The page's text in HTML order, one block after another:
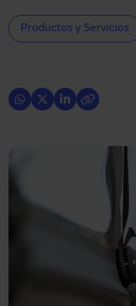
Productos y Servicios